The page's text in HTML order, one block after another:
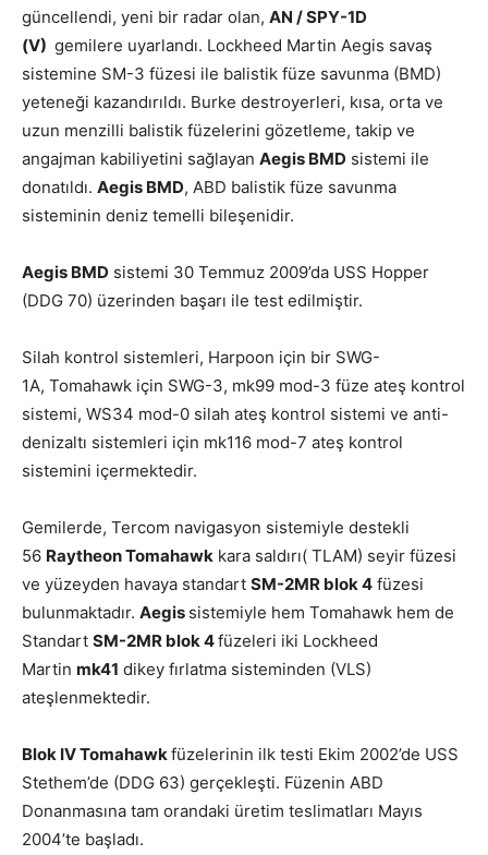
güncellendi, yeni bir radar olan, AN / SPY-1D
(V) gemilere uyarlandı. Lockheed Martin Aegis savaş
sistemine SM-3 füzesi ile balistik füze savunma (BMD)
yeteneği kazandırıldı. Burke destroyerleri, kısa, orta ve
uzun menzilli balistik füzelerini gözetleme, takip ve
angajman kabiliyetini sağlayan Aegis BMD sistemi ile
donatıldı. Aegis BMD, ABD balistik füze savunma
sisteminin deniz temelli bileşenidir.
Aegis BMD sistemi 30 Temmuz 2009’da USS Hopper
(DDG 70) üzerinden başarı ile test edilmiştir.
Silah kontrol sistemleri, Harpoon için bir SWG-
1A, Tomahawk için SWG-3, mk99 mod-3 füze ateş kontrol
sistemi, WS34 mod-0 silah ateş kontrol sistemi ve anti-
denizaltı sistemleri için mk116 mod-7 ateş kontrol
sistemini içermektedir.
Gemilerde, Tercom navigasyon sistemiyle destekli
56 Raytheon Tomahawk kara saldırı( TLAM) seyir füzesi
ve yüzeyden havaya standart SM-2MR blok 4 füzesi
bulunmaktadır. Aegis sistemiyle hem Tomahawk hem de
Standart SM-2MR blok 4füzeleri iki Lockheed
Martin mk41 dikey fırlatma sisteminden (VLS)
ateşlenmektedir.
Blok IV Tomahawkfüzelerinin ilk testi Ekim 2002’de USS
Stethem’de (DDG 63) gerçekleşti. Füzenin ABD
Donanmasına tam orandaki üretim teslimatları Mayıs
2004’te başladı.